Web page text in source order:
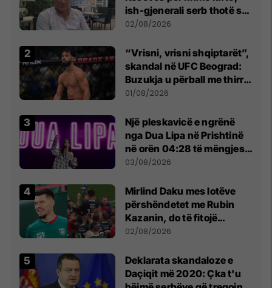
ish-gjenerali serb thotë se
dikush e tradhtoi në
02/08/2026
“Vrisni, vrisni shqiptarët”,
skandal në UFC Beograd:
Buzukja u përball me thirrje
anti-shqiptare nga
01/08/2026
Një pleskavicë e ngrënë
nga Dua Lipa në Prishtinë
në orën 04:28 të mëngjesit
- dhe bota digjitale serbe
03/08/2026
Mirlind Daku mes lotëve
përshëndetet me Rubin
Kazanin, do të fitojë
miliona te Spartak Moska
02/08/2026
​Deklarata skandaloze e
Daçiqit më 2020: Çka t'u